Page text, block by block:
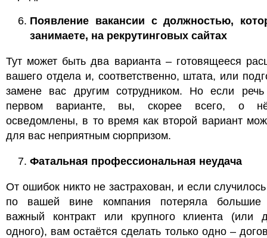
Появление вакансии с должностью,
занимаете, на рекрутинговых сайтах
Тут может быть два варианта – готовящееся
вашего отдела и, соответственно, штата, или
замене вас другим сотрудником. Но если
первом варианте, вы, скорее всего, о
осведомлены, в то время как второй вариант
для вас неприятным сюрпризом.
Фатальная профессиональная неудача
От ошибок никто не застрахован, и если случилось
по вашей вине компания потеряла большие
важный контракт или крупного клиента (или
одного), вам остаётся сделать только одно –